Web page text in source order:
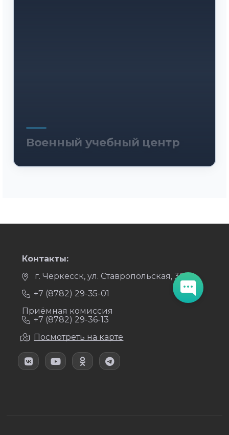
Военный учебный центр
Контакты:
г. Черкесск, ул. Ставропольская, 36
+7 (8782) 29-35-01
Приёмная комиссия
+7 (8782) 29-36-13
Посмотреть на карте